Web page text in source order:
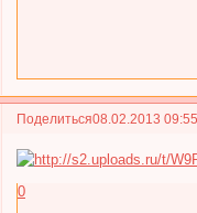
Поделиться08.02.2013
0